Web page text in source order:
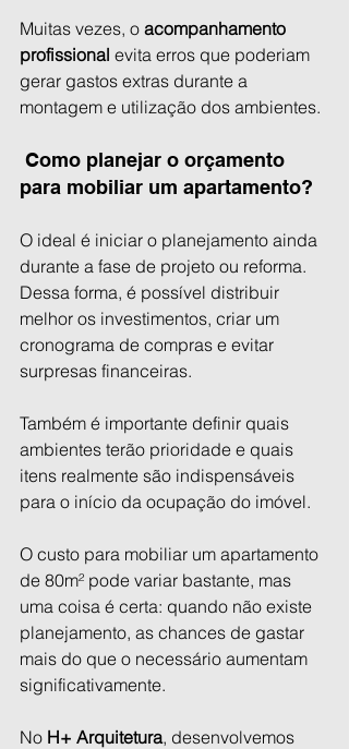
Muitas vezes, o acompanhamento
profissional evita erros que poderiam
gerar gastos extras durante a
montagem e utilização dos ambientes.
para mobiliar um apartamento?
O ideal é iniciar o planejamento ainda
durante a fase de projeto ou reforma.
Dessa forma, é possível distribuir
melhor os investimentos, criar um
cronograma de compras e evitar
surpresas financeiras.
Também é importante definir quais
ambientes terão prioridade e quais
itens realmente são indispensáveis
para o início da ocupação do imóvel.
O custo para mobiliar um apartamento
de 80m² pode variar bastante, mas
uma coisa é certa: quando não existe
planejamento, as chances de gastar
mais do que o necessário aumentam
significativamente.
No H+ Arquitetura, desenvolvemos